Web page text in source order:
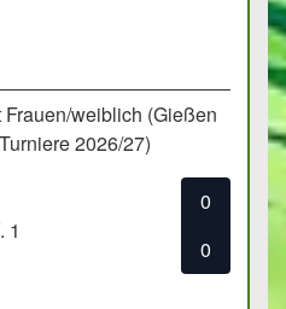
weiblich (Gießen
2026/27)
1
0
0